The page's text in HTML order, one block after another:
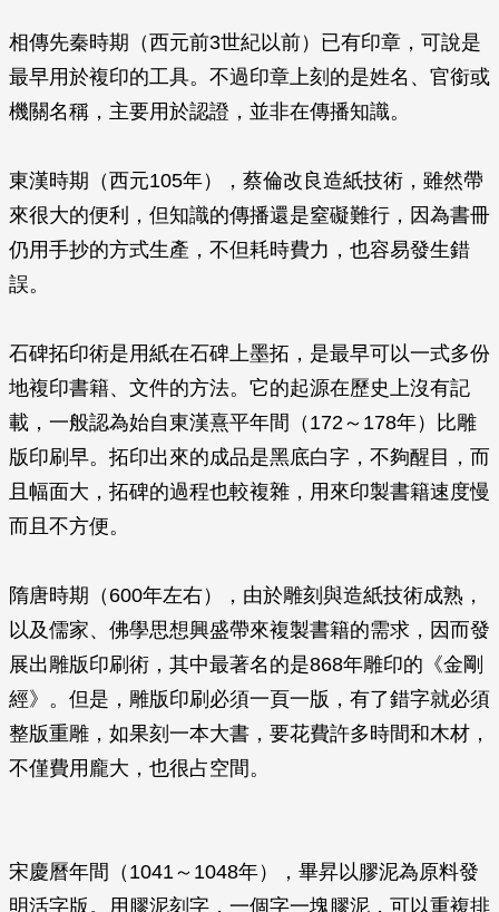
相傳先秦時期（西元前3世紀以前）已有印章，可說是
最早用於複印的工具。不過印章上刻的是姓名、官銜或
機關名稱，主要用於認證，並非在傳播知識。
東漢時期（西元105年），蔡倫改良造紙技術，雖然帶
來很大的便利，但知識的傳播還是窒礙難行，因為書冊
仍用手抄的方式生產，不但耗時費力，也容易發生錯
誤。
石碑拓印術是用紙在石碑上墨拓，是最早可以一式多份
地複印書籍、文件的方法。它的起源在歷史上沒有記
載，一般認為始自東漢熹平年間（172～178年）比雕
版印刷早。拓印出來的成品是黑底白字，不夠醒目，而
且幅面大，拓碑的過程也較複雜，用來印製書籍速度慢
而且不方便。
隋唐時期（600年左右），由於雕刻與造紙技術成熟，
以及儒家、佛學思想興盛帶來複製書籍的需求，因而發
展出雕版印刷術，其中最著名的是868年雕印的《金剛
經》。但是，雕版印刷必須一頁一版，有了錯字就必須
整版重雕，如果刻一本大書，要花費許多時間和木材，
不僅費用龐大，也很占空間。
宋慶曆年間（1041～1048年），畢昇以膠泥為原料發
明活字版。用膠泥刻字，一個字一塊膠泥，可以重複排